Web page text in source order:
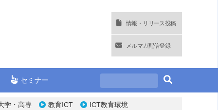
情報・リリース投稿
メルマガ配信登録
セミナー
学・高専 教育ICT ICT教育環境